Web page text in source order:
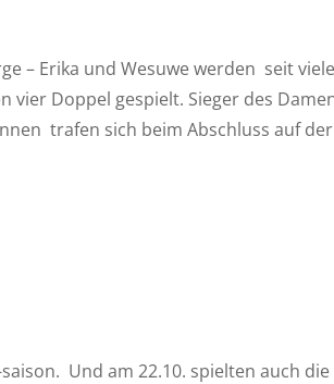
– Erika und Wesuwe werden seit
vier Doppel gespielt. Sieger des
trafen sich beim Abschluss auf der
Und am 22.10. spielten auch die